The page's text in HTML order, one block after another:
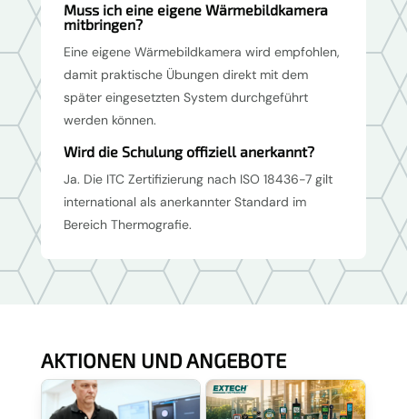
Muss ich eine eigene Wärmebildkamera
mitbringen?
Eine eigene Wärmebildkamera wird empfohlen,
damit praktische Übungen direkt mit dem
später eingesetzten System durchgeführt
werden können.
Wird die Schulung offiziell anerkannt?
Ja. Die ITC Zertifizierung nach ISO 18436-7 gilt
international als anerkannter Standard im
Bereich Thermografie.
AKTIONEN UND ANGEBOTE